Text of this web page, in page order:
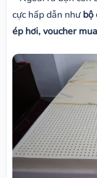
cực hấp dẫn nhưbộ
ép hơi, voucher